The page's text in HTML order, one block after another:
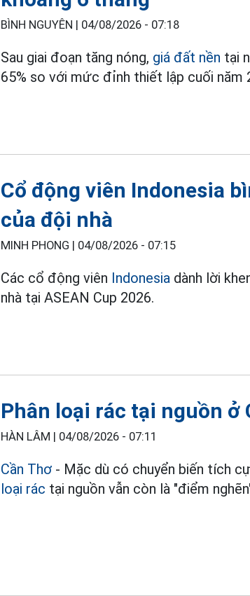
BÌNH NGUYÊN | 04/08/2026 - 07:18
Sau giai đoạn tăng nóng, giá đất nền tại
65% so với mức đỉnh thiết lập cuối năm
Cổ động viên Indonesia
của đội nhà
MINH PHONG | 04/08/2026 - 07:15
Các cổ động viên Indonesia dành lời
nhà tại ASEAN Cup 2026.
Phân loại rác tại nguồn ở
HÀN LÂM | 04/08/2026 - 07:11
Cần Thơ - Mặc dù có chuyển biến tích
loại rác tại nguồn vẫn còn là "điểm